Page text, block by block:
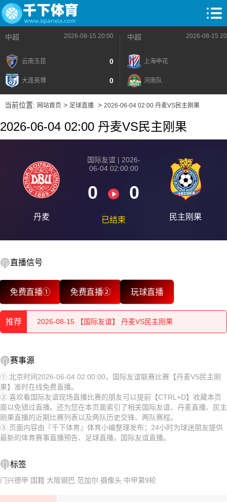
中超 2026-08-15 20:00
云南玉昆 0
大连英博 0
中超 2026-08-15
上海申花
河南队
当前位置: 网站首页> 足球直播> 2026-06-04 02:00 丹麦VS民主刚果
2026-06-04 02:00 丹麦VS民主刚果
丹麦
国际友谊 | 2026-
06-04 02:00:00
0 0
已结束 民主刚果
直播信号
免费直播① 免费直播② 玩球直播
推荐
2026-08-15 【国际友谊】 丹麦VS民主刚果
2026-08-15 【国际友谊】 丹麦VS民主刚果
2026-08-15 【国际友谊】 丹麦VS民主刚果
2026-08-15 【国际友谊】 丹麦VS民主刚果
2026-08-15 【国际友谊】 丹麦VS民主刚果
2026-08-15 【国际友谊】 丹麦VS民主刚果
2026-08-15 【国际友谊】 丹麦VS民主刚果
2026-08-15 【国际友谊】 丹麦VS民主刚果
2026-08-15 【国际友谊】 丹麦VS民主刚果
2026-08-15 【国际友谊】 丹麦VS民主刚果
赛事源
①.北京时间2026-06-04 02:00:00，国际友谊联赛比赛【丹麦VS民主刚
果】准时在线免费直播。
②.喜欢看国际友谊现场直播比赛的朋友可以提前【CTRL+D】收藏本页
面以免错过直播。还为您在本页面索引了相关国际友谊、丹麦直播、民主
刚果直播的近期比赛列表以及两队历史交锋、两队赛程。
③.页面内容由『千下体育』体育小编整理发布；24小时为球迷朋友提供
最新的体育赛事直播预告、足球直播，国际友谊直播。
标签
门兴德甲 国籍 大阪钢巴 范加尔 摄像头 中甲第9轮